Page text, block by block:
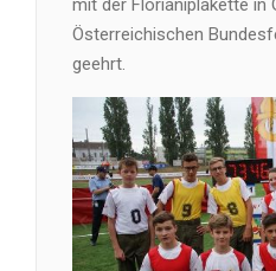
mit der Florianiplakette in
Österreichischen
geehrt.